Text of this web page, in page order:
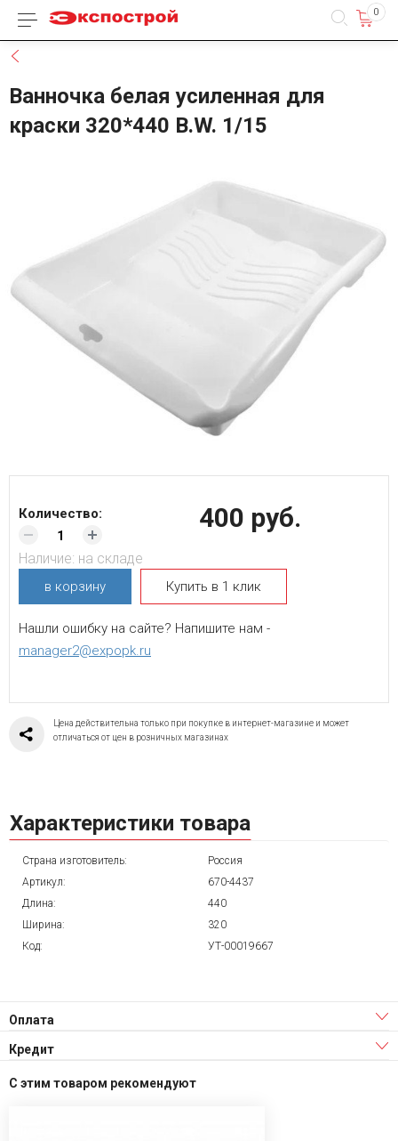
Каталог товаров 0
Ванночка белая усиленная для
краски 320*440 B.W. 1/15
400 руб.
Количество:
Наличие: на складе
в корзину Купить в 1 клик
Нашли ошибку на сайте? Напишите нам -
manager2@expopk.ru
Цена действительна только при покупке в интернет-магазине и может
отличаться от цен в розничных магазинах
Характеристики товара
Страна изготовитель:
Россия
Артикул:
670-4437
Длина:
440
Ширина:
320
Код:
УТ-00019667
Оплата
Кредит
С этим товаром рекомендуют